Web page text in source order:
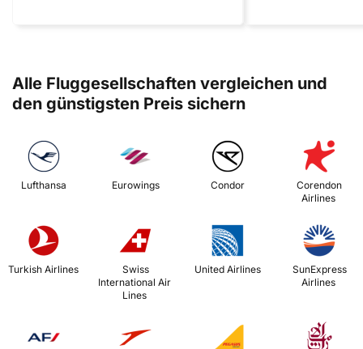
Alle Fluggesellschaften vergleichen und
den günstigsten Preis sichern
Lufthansa Eurowings Condor
Corendon
Airlines
Turkish Airlines
International Air
Lines
United Airlines
Airlines